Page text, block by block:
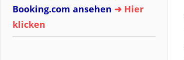
Booking.com ansehen ➜ Hier
klicken